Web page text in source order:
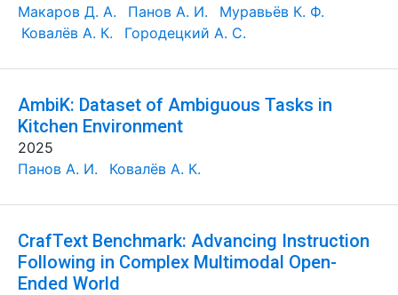
Макаров Д. А.
Панов А. И.
Муравьёв К. Ф.
Ковалёв А. К.
Городецкий А. С.
AmbiK: Dataset of Ambiguous Tasks in
Kitchen Environment
2025
Панов А. И.
Ковалёв А. К.
CrafText Benchmark: Advancing Instruction
Following in Complex Multimodal Open-
Ended World